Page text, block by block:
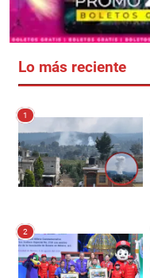
Lo más reciente
1
2